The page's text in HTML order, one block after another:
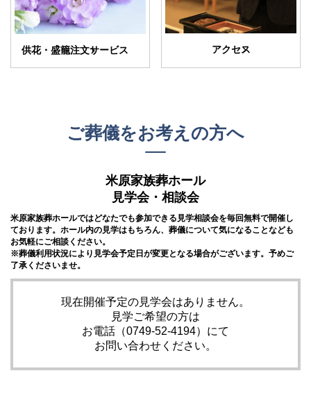
供花・盛籠注文サービス アクセス
ご葬儀をお考えの方へ
米原家族葬ホール
見学会・相談会
米原家族葬ホールではどなたでも参加できる見学相談会を毎回無料で開催し
ております。 ホール内の見学はもちろん、葬儀について気になることなども
お気軽にご相談ください。
※葬儀利用状況により見学会予定日が変更となる場合がございます。予めご
了承くださいませ。
現在開催予定の見学会はありません。
見学ご希望の方は
お電話（0749-52-4194）にて
お問い合わせください。